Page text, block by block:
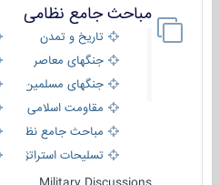
مباحث جامع نظامی
تاریخ و تمدن
جنگهای معاصر
جنگهای مسلمین
مقاومت اسلامی
مباحث جامع نظامی
تسلیحات استراتژیک